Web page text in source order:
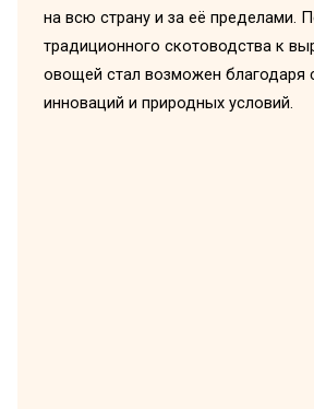
на всю страну и за её пределами.
традиционного скотоводства к
овощей стал возможен благодаря
инноваций и природных условий.